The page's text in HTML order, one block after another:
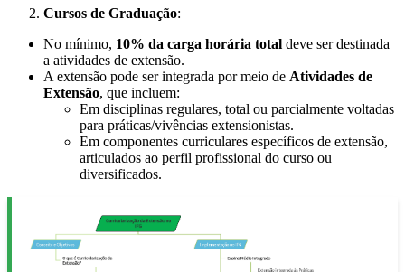
Cursos de Graduação:
No mínimo, 10% da carga horária total deve ser destinada
a atividades de extensão.
A extensão pode ser integrada por meio de Atividades de
Extensão, que incluem:
Em disciplinas regulares, total ou parcialmente voltadas
para práticas/vivências extensionistas.
Em componentes curriculares específicos de extensão,
articulados ao perfil profissional do curso ou
diversificados.